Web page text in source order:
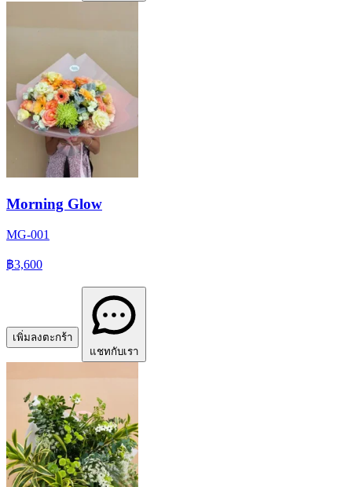
Morning Glow
MG-001
฿3,600
เพิ่มลงตะกร้า
แชทกับเรา